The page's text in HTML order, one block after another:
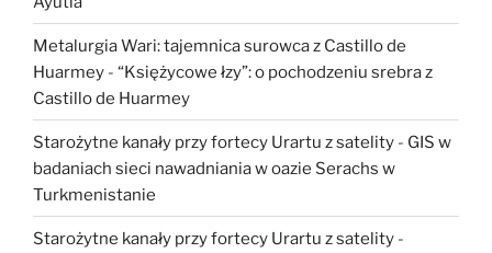
Metalurgia Wari: tajemnica surowca z Castillo de
Huarmey - “Księżycowe łzy”: o pochodzeniu srebra z
Castillo de Huarmey
Starożytne kanały przy fortecy Urartu z satelity - GIS w
badaniach sieci nawadniania w oazie Serachs w
Turkmenistanie
Starożytne kanały przy fortecy Urartu z satelity -